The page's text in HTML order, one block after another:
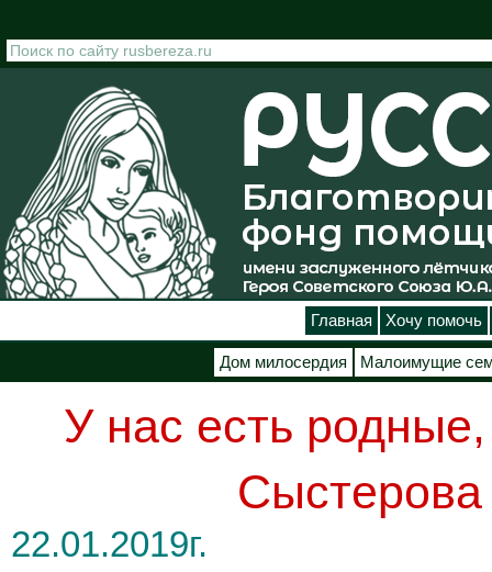
Главная Хочу помочь
Дом милосердия Малоимущие
У нас есть
22.01.2019г.